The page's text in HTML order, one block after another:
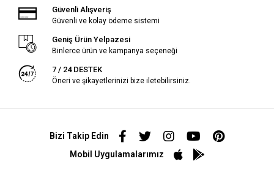
Güvenli Alışveriş
Güvenli ve kolay ödeme sistemi
Geniş Ürün Yelpazesi
Binlerce ürün ve kampanya seçeneği
7 / 24 DESTEK
Öneri ve şikayetlerinizi bize iletebilirsiniz.
Bizi Takip Edin
Mobil Uygulamalarımız